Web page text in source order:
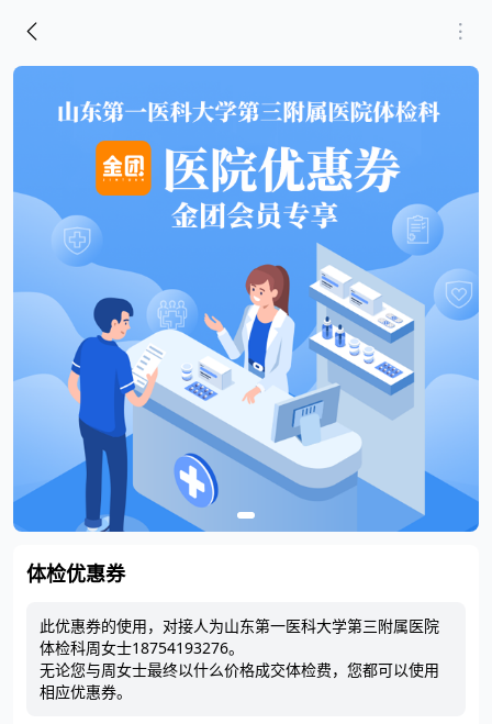
体检优惠券
此优惠券的使用，对接人为山东第一医科大学第三附属医院
体检科周女士18754193276。
无论您与周女士最终以什么价格成交体检费，您都可以使用
相应优惠券。